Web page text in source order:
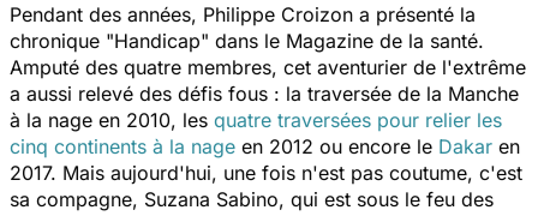
Pendant des années, Philippe Croizon a présenté la
chronique "Handicap" dans le Magazine de la santé.
Amputé des quatre membres, cet aventurier de l'extrême
a aussi relevé des défis fous : la traversée de la Manche
à la nage en 2010, les quatre traversées pour relier les
cinq continents à la nage en 2012 ou encore le Dakar en
2017. Mais aujourd'hui, une fois n'est pas coutume, c'est
sa compagne, Suzana Sabino, qui est sous le feu des